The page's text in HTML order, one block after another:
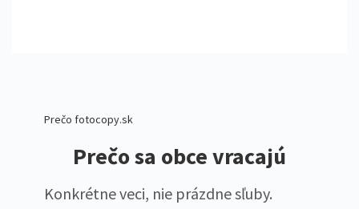
Prečo fotocopy.sk
Prečo sa obce vracajú
Konkrétne veci, nie prázdne sľuby.